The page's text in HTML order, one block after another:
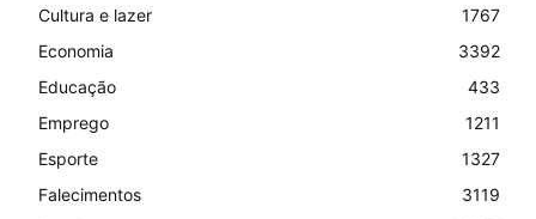
Cultura e lazer
1767
Economia
3392
Educação
433
Emprego
1211
Esporte
1327
Falecimentos
3119